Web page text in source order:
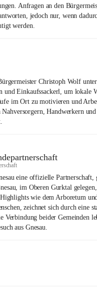
Anfragen an den
jedoch nur, wenn
werden.
Christoph Wolf
und Einkaufssackerl, um lokale
im Ort zu motivieren und
Handwerkern
eine offizielle Partnerschaft,
im Oberen Gurktal
wie dem Arboretum
zeichnet sich durch eine
Verbindung beider Gemeinden
aus Gnesau.